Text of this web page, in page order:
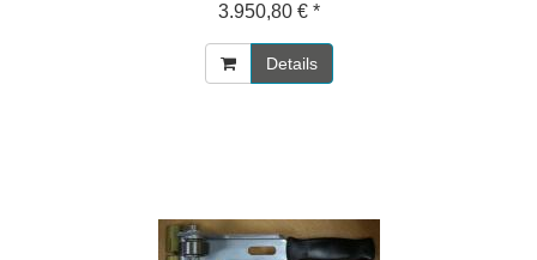
3.950,80 € *
Details